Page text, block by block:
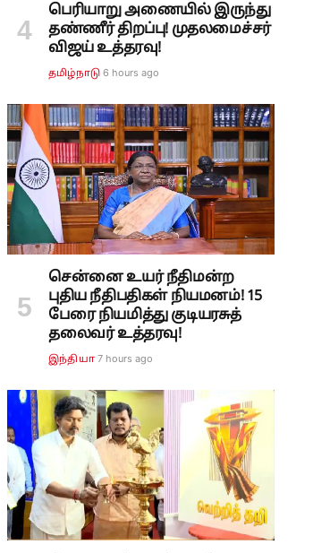
பெரியாறு அணையில் இருந்து
தண்ணீர் திறப்பு! முதலமைச்சர்
விஜய் உத்தரவு!
தமிழ்நாடு 6 hours ago
சென்னை உயர் நீதிமன்ற
புதிய நீதிபதிகள் நியமனம்! 15
பேரை நியமித்து குடியரசுத்
தலைவர் உத்தரவு!
இந்தியா 7 hours ago